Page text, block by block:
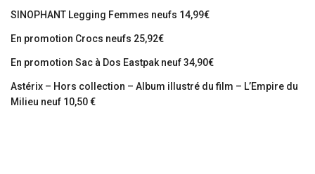
SINOPHANT Legging Femmes neufs 14,99€
En promotion Crocs neufs 25,92€
En promotion Sac à Dos Eastpak neuf 34,90€
Astérix – Hors collection – Album illustré du film – L’Empire du
Milieu neuf 10,50 €